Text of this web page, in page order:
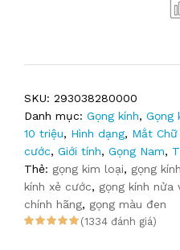
SKU: 293038280000
Danh mục: Gọng kính, Gọng
10 triệu, Hình dạng, Mắt
cước, Giới tính, Gọng Nam,
Thẻ: gọng kim loại, gọng
kính xẻ cước, gọng kính nửa
chính hãng, gọng màu đen
(1334 đánh giá)